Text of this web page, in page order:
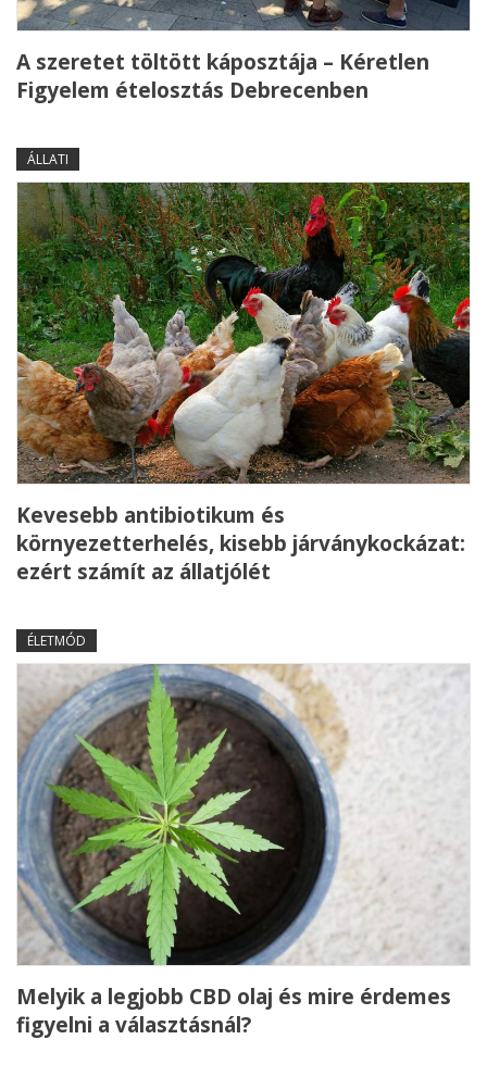
A szeretet töltött káposztája – Kéretlen
Figyelem ételosztás Debrecenben
ÁLLATI
Kevesebb antibiotikum és
környezetterhelés, kisebb járványkockázat:
ezért számít az állatjólét
ÉLETMÓD
Melyik a legjobb CBD olaj és mire érdemes
figyelni a választásnál?